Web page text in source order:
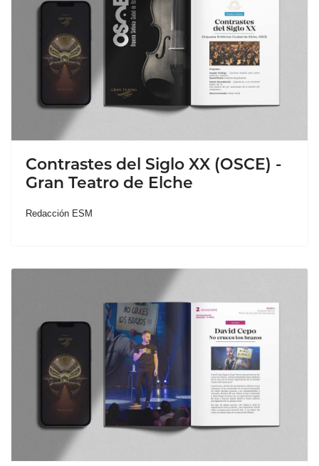
Contrastes del Siglo XX (OSCE) -
Gran Teatro de Elche
Redacción ESM